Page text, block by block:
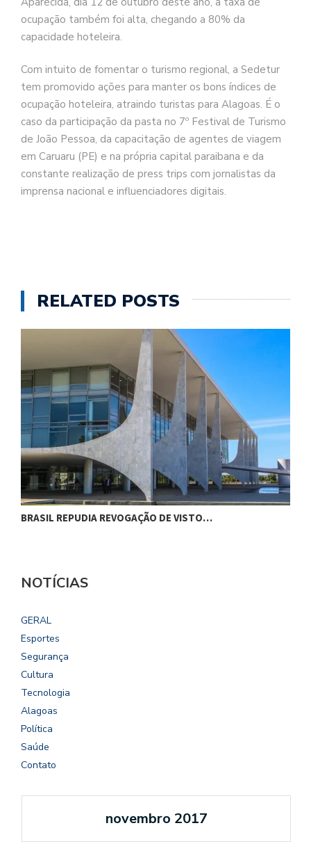
ocupação também foi alta, chegando a 80% da
capacidade hoteleira.
Com intuito de fomentar o turismo regional, a Sedetur
tem promovido ações para manter os bons índices de
ocupação hoteleira, atraindo turistas para Alagoas. É o
caso da participação da pasta no 7º Festival de Turismo
de João Pessoa, da capacitação de agentes de viagem
em Caruaru (PE) e na própria capital paraibana e da
constante realização de press trips com jornalistas da
imprensa nacional e influenciadores digitais.
RELATED POSTS
BRASIL REPUDIA REVOGAÇÃO DE VISTO…
NOTÍCIAS
GERAL
Esportes
Segurança
Cultura
Tecnologia
Alagoas
Política
Saúde
Contato
novembro 2017